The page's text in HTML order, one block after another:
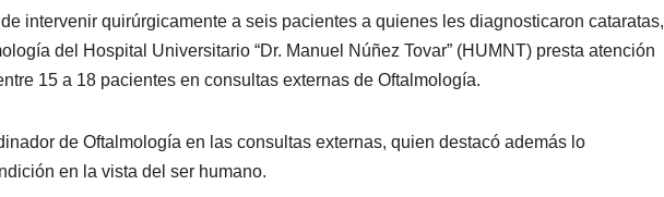
intervenir quirúrgicamente a seis pacientes a quienes les diagnosticaron cataratas,
del Hospital Universitario “Dr. Manuel Núñez Tovar” (HUMNT) presta atención
15 a 18 pacientes en consultas externas de Oftalmología.
de Oftalmología en las consultas externas, quien destacó además lo
en la vista del ser humano.